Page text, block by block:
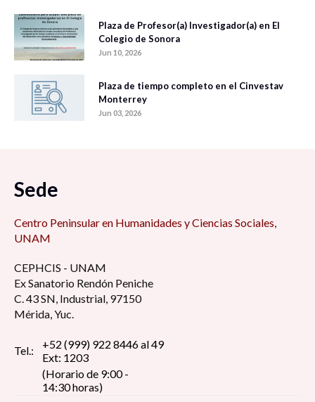
Plaza de Profesor(a) Investigador(a) en El
Colegio de Sonora
Jun 10, 2026
Plaza de tiempo completo en el Cinvestav
Monterrey
Jun 03, 2026
Sede
Centro Peninsular en Humanidades y Ciencias Sociales,
UNAM
CEPHCIS - UNAM
Ex Sanatorio Rendón Peniche
C. 43 SN, Industrial, 97150
Mérida, Yuc.
Tel.:
+52 (999) 922 8446 al 49
Ext: 1203
(Horario de 9:00 -
14:30 horas)